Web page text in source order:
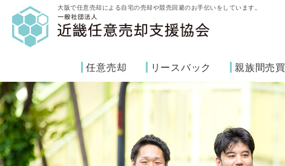
大阪で任意売却による自宅の売却や競売回避のお手伝いをしています。
任意売却 リースバック 親族間売買